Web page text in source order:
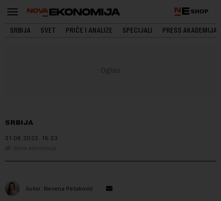
SHOP
SRBIJA SVET PRIČE I ANALIZE SPECIJALI PRESS AKADEMIJA
SRBIJA
31.08.2023. 15:33
Nova ekonomija
Autor: Nevena Petaković